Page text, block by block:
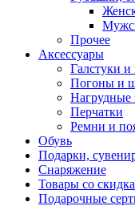
Прочее
Аксессуары
Галстуки и
Погоны и
Нагрудные
Перчатки
Ремни и
Обувь
Подарки,
Снаряжение
Товары со
Подарочные